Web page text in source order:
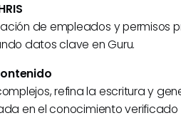
de empleados y permisos
datos clave en Guru.
refina la escritura y
en el conocimiento